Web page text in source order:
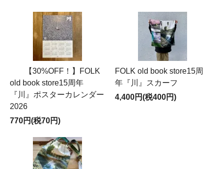
【30%OFF！】FOLK
old book store15周年
『川』ポスターカレンダー
2026
770円(税70円)
FOLK old book store15周
年『川』スカーフ
4,400円(税400円)